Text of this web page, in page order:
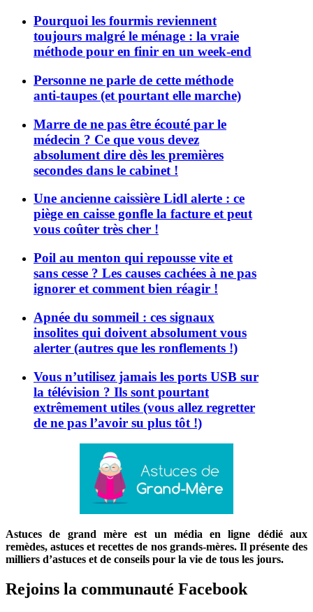
Pourquoi les fourmis reviennent
toujours malgré le ménage : la vraie
méthode pour en finir en un week-end
Personne ne parle de cette méthode
anti-taupes (et pourtant elle marche)
Marre de ne pas être écouté par le
médecin ? Ce que vous devez
absolument dire dès les premières
secondes dans le cabinet !
Une ancienne caissière Lidl alerte : ce
piège en caisse gonfle la facture et peut
vous coûter très cher !
Poil au menton qui repousse vite et
sans cesse ? Les causes cachées à ne pas
ignorer et comment bien réagir !
Apnée du sommeil : ces signaux
insolites qui doivent absolument vous
alerter (autres que les ronflements !)
Vous n’utilisez jamais les ports USB sur
la télévision ? Ils sont pourtant
extrêmement utiles (vous allez regretter
de ne pas l’avoir su plus tôt !)
Astuces de grand mère est un média en ligne dédié aux
remèdes, astuces et recettes de nos grands-mères. Il présente des
milliers d’astuces et de conseils pour la vie de tous les jours.
Rejoins la communauté Facebook